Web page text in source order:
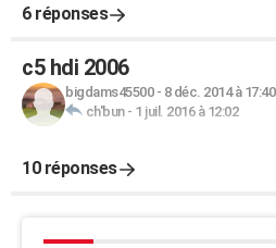
6 réponses
c5 hdi 2006
bigdams45500- 8 déc. 2014 à 17:40
ch'bun- 1 juil. 2016 à 12:02
10 réponses